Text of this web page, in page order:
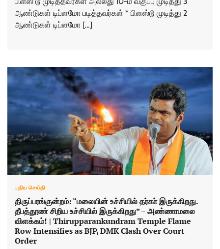
ஆண்டுகள் டிப்ளமோ படித்தவர்கள் * பிளஸ்டூ முடித்து 2
ஆண்டுகள் டிப்ளமோ […]
புதிய செய்தி
திருப்பரங்குன்றம்: “மலையின் உச்சியில் தர்கா் இருக்கிறது.
தீபத்தூண் சிறிய உச்சியில் இருக்கிறது” – அண்ணாமலை
விளக்கம்! | Thirupparankundram Temple Flame
Row Intensifies as BJP, DMK Clash Over Court
Order